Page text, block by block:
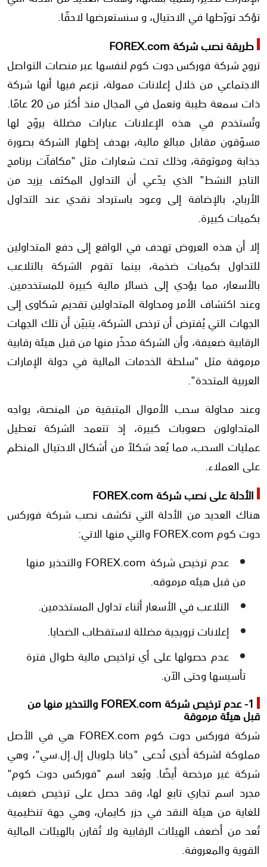
تؤكد تورّطها في الاحتيال، و سنستعرضها لاحقًا.
طريقة نصب شركة FOREX.com
تروج شركة فوركس دوت كوم لنفسها عبر منصات التواصل
الاجتماعي من خلال إعلانات ممولة، تزعم فيها أنها شركة
ذات سمعة طيبة وتعمل في المجال منذ أكثر من 20 عامًا.
وتُستخدم في هذه الإعلانات عبارات مضللة يروّج لها
مسوّقون مقابل مبالغ مالية، بهدف إظهار الشركة بصورة
جذابة وموثوقة، وذلك تحت شعارات مثل "مكافآت برنامج
التاجر النشط" الذي يدّعي أن التداول المكثف يزيد من
الأرباح، بالإضافة إلى وعود باسترداد نقدي عند التداول
بكميات كبيرة.
إلا أن هذه العروض تهدف في الواقع إلى دفع المتداولين
للتداول بكميات ضخمة، بينما تقوم الشركة بالتلاعب
بالأسعار، مما يؤدي إلى خسائر مالية كبيرة للمستخدمين.
وعند اكتشاف الأمر ومحاولة المتداولين تقديم شكاوى إلى
الجهات التي يُفترض أن ترخص الشركة، يتبيّن أن تلك الجهات
الرقابية ضعيفة، وأن الشركة محذّر منها من قبل هيئة رقابية
مرموقة مثل "سلطة الخدمات المالية في دولة الإمارات
العربية المتحدة".
وعند محاولة سحب الأموال المتبقية من المنصة، يواجه
المتداولون صعوبات كبيرة، إذ تتعمد الشركة تعطيل
عمليات السحب، مما يُعد شكلاً من أشكال الاحتيال المنظم
على العملاء.
الأدلة على نصب شركة FOREX.com
هناك العديد من الأدلة التي تكشف نصب شركة فوركس
دوت كوم FOREX.com والتي منها الاتي:
عدم ترخيص شركة FOREX.com والتحذير منها
من قبل هيئه مرموقه.
التلاعب في الأسعار أثناء تداول المستخدمين.
إعلانات ترويجية مضللة لاستقطاب الضحايا.
عدم حصولها على أي تراخيص مالية طوال فترة
تأسيسها وحتى الآن.
1- عدم ترخيص شركة FOREX.com والتحذير منها من
قبل هيئة مرموقة
شركة فوركس دوت كوم FOREX.com هي في الأصل
مملوكة لشركة أخرى تُدعى "جانا جلوبال إل.إل.سي"، وهي
شركة غير مرخصة أيضًا. ويُعد اسم "فوركس دوت كوم"
مجرد اسم تجاري تابع لها، وقد حصل على ترخيص ضعيف
للغاية من هيئة النقد في جزر كايمان، وهي جهة تنظيمية
تُعد من أضعف الهيئات الرقابية ولا تُقارن بالهيئات المالية
القوية والمعروفة.